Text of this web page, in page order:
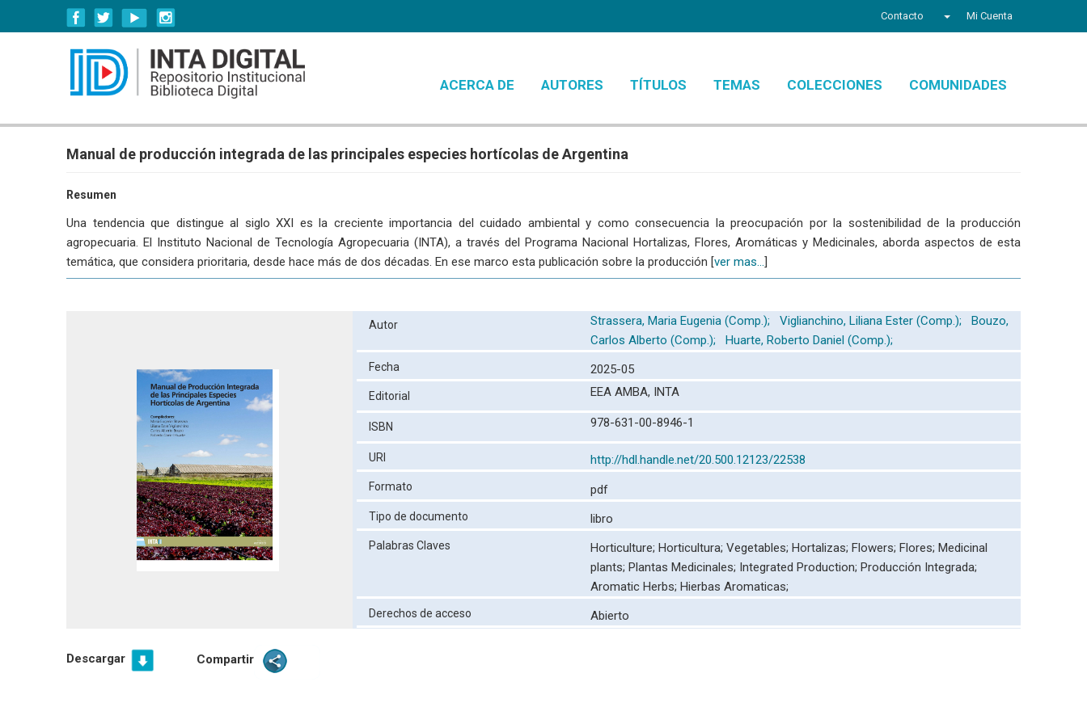
Contacto Mi Cuenta
ACERCA DE AUTORES TÍTULOS TEMAS COLECCIONES COMUNIDADES
Manual de producción integrada de las principales especies hortícolas de Argentina
Resumen
Una tendencia que distingue al siglo XXI es la creciente importancia del cuidado ambiental y como consecuencia la preocupación por la sostenibilidad de la producción
agropecuaria. El Instituto Nacional de Tecnología Agropecuaria (INTA), a través del Programa Nacional Hortalizas, Flores, Aromáticas y Medicinales, aborda aspectos de esta
temática, que considera prioritaria, desde hace más de dos décadas. En ese marco esta publicación sobre la producción [ver mas...]
Autor Strassera, Maria Eugenia (Comp.); Viglianchino, Liliana Ester (Comp.);
Bouzo,
Carlos Alberto (Comp.);
Huarte, Roberto Daniel (Comp.);
Fecha 2025-05
Editorial EEA AMBA, INTA
ISBN 978-631-00-8946-1
URI http://hdl.handle.net/20.500.12123/22538
Formato pdf
Tipo de documento libro
Palabras Claves Horticulture; Horticultura; Vegetables; Hortalizas; Flowers; Flores; Medicinal
plants; Plantas Medicinales; Integrated Production; Producción Integrada;
Aromatic Herbs; Hierbas Aromaticas;
Derechos de acceso Abierto
Descargar Compartir